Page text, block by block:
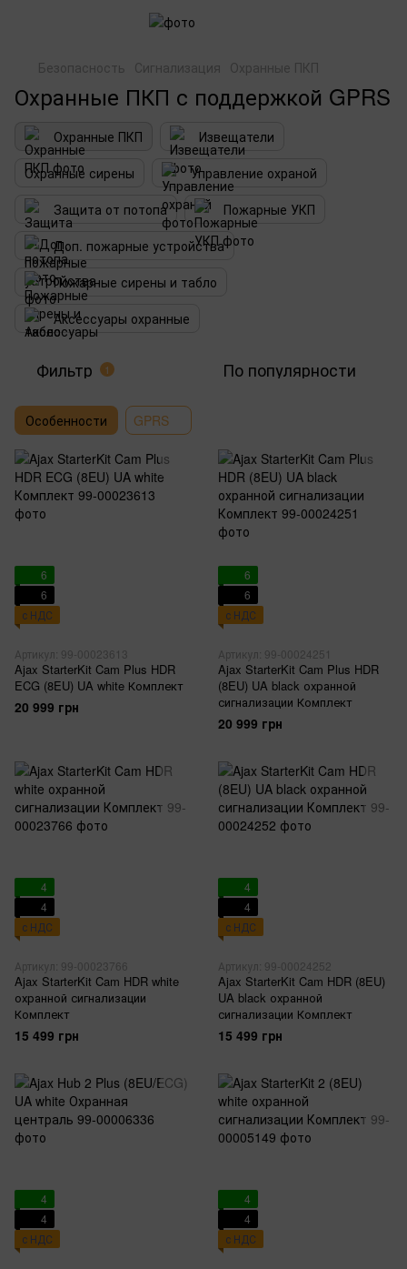
Безопасность Сигнализация Охранные ПКП
Охранные ПКП с поддержкой GPRS
Охранные ПКП
Извещатели
Охранные сирены
Управление охраной
Защита от потопа
Пожарные УКП
Доп. пожарные устройства
Пожарные сирены и табло
Аксессуары охранные
Фильтр 1 По популярности
Особенности GPRS
6
6
с НДС
Артикул: 99-00023613
Ajax StarterKit Cam Plus HDR
ECG (8EU) UA white Комплект
20 999 грн
6
6
с НДС
Артикул: 99-00024251
Ajax StarterKit Cam Plus HDR
(8EU) UA black охранной
сигнализации Комплект
20 999 грн
4
4
с НДС
Артикул: 99-00023766
Ajax StarterKit Cam HDR white
охранной сигнализации
Комплект
15 499 грн
4
4
с НДС
Артикул: 99-00024252
Ajax StarterKit Cam HDR (8EU)
UA black охранной
сигнализации Комплект
15 499 грн
4
4
с НДС
4
4
с НДС